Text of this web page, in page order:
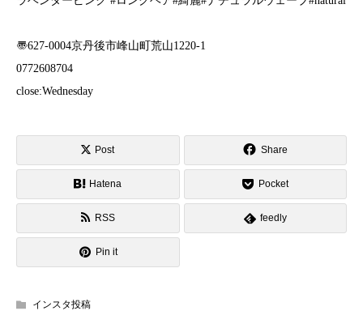
〠627-0004京丹後市峰山町荒山1220-1︎
0772608704
close:Wednesday
Post Share
Hatena Pocket
RSS feedly
Pin it
インスタ投稿